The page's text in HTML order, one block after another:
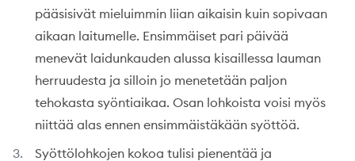
pääsisivät mieluimmin liian aikaisin kuin sopivaan
aikaan laitumelle. Ensimmäiset pari päivää
menevät laidunkauden alussa kisaillessa lauman
herruudesta ja silloin jo menetetään paljon
tehokasta syöntiaikaa. Osan lohkoista voisi myös
niittää alas ennen ensimmäistäkään syöttöä.
Syöttölohkojen kokoa tulisi pienentää ja